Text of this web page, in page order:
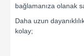
bağlamanıza olanak
Daha uzun
kolay;